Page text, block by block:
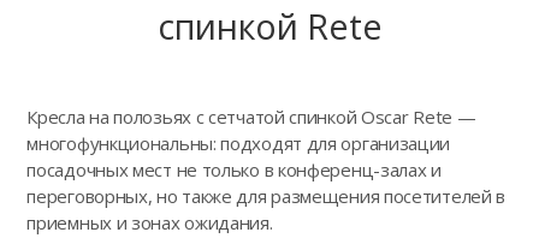
спинкой Rete
Кресла на полозьях с сетчатой спинкой Oscar Rete —
многофункциональны: подходят для организации
посадочных мест не только в конференц-залах и
переговорных, но также для размещения посетителей в
приемных и зонах ожидания.